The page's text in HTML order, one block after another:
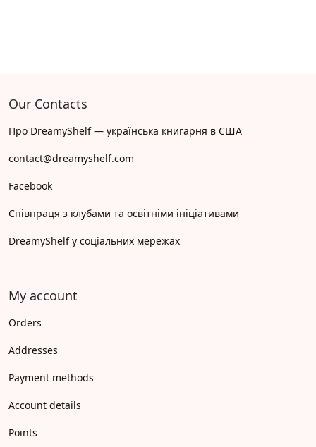
Our Contacts
Про DreamyShelf — українська книгарня в США
contact@dreamyshelf.com
Facebook
Співпраця з клубами та освітніми ініціативами
DreamyShelf у соціальних мережах
My account
Orders
Addresses
Payment methods
Account details
Points